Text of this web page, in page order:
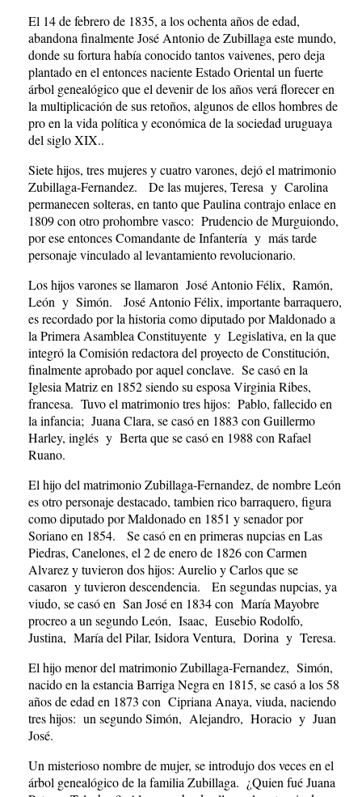
El 14 de febrero de 1835, a los ochenta años de edad,
abandona finalmente José Antonio de Zubillaga este mundo,
donde su fortura había conocido tantos vaivenes, pero deja
plantado en el entonces naciente Estado Oriental un fuerte
árbol genealógico que el devenir de los años verá florecer en
la multiplicación de sus retoños, algunos de ellos hombres de
pro en la vida política y económica de la sociedad uruguaya
del siglo XIX..
Siete hijos, tres mujeres y cuatro varones, dejó el matrimonio
Zubillaga-Fernandez. De las mujeres, Teresa y Carolina
permanecen solteras, en tanto que Paulina contrajo enlace en
1809 con otro prohombre vasco: Prudencio de Murguiondo,
por ese entonces Comandante de Infantería y más tarde
personaje vinculado al levantamiento revolucionario.
Los hijos varones se llamaron José Antonio Félix, Ramón,
León y Simón. José Antonio Félix, importante barraquero,
es recordado por la historia como diputado por Maldonado a
la Primera Asamblea Constituyente y Legislativa, en la que
integró la Comisión redactora del proyecto de Constitución,
finalmente aprobado por aquel conclave. Se casó en la
Iglesia Matriz en 1852 siendo su esposa Virginia Ribes,
francesa. Tuvo el matrimonio tres hijos: Pablo, fallecido en
la infancia; Juana Clara, se casó en 1883 con Guillermo
Harley, inglés y Berta que se casó en 1988 con Rafael
Ruano.
El hijo del matrimonio Zubillaga-Fernandez, de nombre León
es otro personaje destacado, tambien rico barraquero, figura
como diputado por Maldonado en 1851 y senador por
Soriano en 1854. Se casó en en primeras nupcias en Las
Piedras, Canelones, el 2 de enero de 1826 con Carmen
Alvarez y tuvieron dos hijos: Aurelio y Carlos que se
casaron y tuvieron descendencia. En segundas nupcias, ya
viudo, se casó en San José en 1834 con María Mayobre
procreo a un segundo León, Isaac, Eusebio Rodolfo,
Justina, María del Pilar, Isidora Ventura, Dorina y Teresa.
El hijo menor del matrimonio Zubillaga-Fernandez, Simón,
nacido en la estancia Barriga Negra en 1815, se casó a los 58
años de edad en 1873 con Cipriana Anaya, viuda, naciendo
tres hijos: un segundo Simón, Alejandro, Horacio y Juan
José.
Un misterioso nombre de mujer, se introdujo dos veces en el
árbol genealógico de la familia Zubillaga. ¿Quien fué Juana